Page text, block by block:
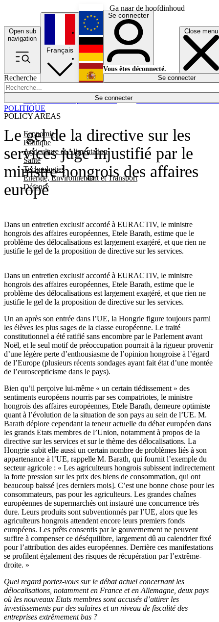
Ga naar de hoofdinhoud
Open sub
navigation
Close menu
Recherche
Se connecter
POLICY AREAS
Economie
Politique
Agriculture et Alimentation
Santé
Technologies
Energie, Environnement et Transport
Défense
Économie
Français
English
Deutsch
Español
Se connecter
Vous êtes déconnecté.
Se connecter
Le gel de la directive sur les
services jugé injustifié par le
ministre hongrois des affaires
europé
Dans un entretien exclusif accordé à EURACTIV, le ministre
hongrois des affaires européennes, Etele Barath, estime que le
problème des délocalisations est largement exagéré, et que rien ne
justifie le gel de la proposition de directive sur les services.
POLITIQUE
Dans un entretien exclusif accordé à EURACTIV, le ministre
hongrois des affaires européennes, Etele Barath, estime que le
problème des délocalisations est largement exagéré, et que rien ne
justifie le gel de la proposition de directive sur les services.
Un an après son entrée dans l’UE, la Hongrie figure toujours parmi
les élèves les plus sages de la classe européenne. Le traité
constitutionnel a été ratifié sans encombre par le Parlement avant
Noël, et le seul motif de préoccupation pourrait à la rigueur provenir
d’une légère perte d’enthousiasme de l’opinion hongroise à l’égard
de l’Europe (plusieurs récents sondages ayant fait état d’une montée
de l’euroscepticisme dans le pays).
Bien qu’il perçoive lui-même « un certain tiédissement » des
sentiments européens nourris par ses compatriotes, le ministre
hongrois des affaires européennes, Etele Barath, demeure optimiste
quant à l’évolution de la situation de son pays au sein de l’UE. M.
Barath déplore cependant la teneur actuelle du débat européen dans
les grands Etats membres de l’Union, notamment à propos de la
directive sur les services et sur le thème des délocalisations. La
Hongrie subit elle aussi un certain nombre de problèmes liés à son
appartenance à l’UE, rappelle M. Barath, qui fournit l’exemple du
secteur agricole : « Les agriculteurs hongrois subissent indirectement
la forte pression sur les prix des biens de consommation, qui ont
beaucoup baissé [ces derniers mois]. C’est une bonne chose pour les
consommateurs, pas pour les agriculteurs. Les grandes chaînes
européennes de supermarchés ont instauré une concurrence très
dure. Leurs produits sont subventionnés par l’UE, alors que les
agriculteurs hongrois attendent encore leurs premiers fonds
européens. Les prêts consentis par le gouvernement ne peuvent
suffire à compenser ce déséquilibre, largement dû au calendrier fixé
pour l’attribution des aides européennes. Derrière ces manifestations
se profilent également des risques de récupération par l’extrême-
droite. »
Quel regard portez-vous sur le débat actuel concernant les
délocalisations, notamment en France et en Allemagne, deux pays
où les nouveaux Etats membres sont accusés d’attirer les
investissements par des salaires et un niveau de fiscalité des
entreprises extrêmement bas ?